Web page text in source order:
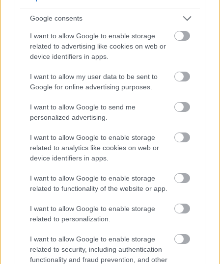
Google consents
I want to allow Google to enable storage
related to advertising like cookies on web or
device identifiers in apps.
I want to allow my user data to be sent to
Google for online advertising purposes.
I want to allow Google to send me
personalized advertising.
I want to allow Google to enable storage
related to analytics like cookies on web or
device identifiers in apps.
I want to allow Google to enable storage
related to functionality of the website or app.
I want to allow Google to enable storage
related to personalization.
I want to allow Google to enable storage
related to security, including authentication
functionality and fraud prevention, and other
Αφού απολαύσετε το βραδινό σας σνακ, ήρθε η
ώρα να βουρτσίσετε και να χρησιμοποιήσετε
οδοντικό νήμα, ακόμη κι αν αισθάνεστε
κουρασμένες. Η στοματική υγιεινή πριν από τον
ακόμη πιο απαραίτητη μετά τα 50, καθώς η υγεία
του στόματος συνδέεται στενά με τη συνολική υγεία
του οργανισμού. Προβλήματα όπως η ξηροστομία,
η απώλεια δοντιών, η τερηδόνα, οι παθήσεις των
ούλων και ο καρκίνος της στοματικής κοιλότητας
εμφανίζονται συχνότερα με την ηλικία και δεν
επηρεάζουν μόνο τα δόντια. Μπορούν να
οδηγήσουν σε κακή διατροφή, χαμηλότερη
ποιότητα ζωής, ακόμη και να επιδεινώσουν
παθήσεις όπως τα καρδιαγγειακά νοσήματα ή ο
διαβήτης. Επιπλέον, όταν τα δόντια βρίσκονται σε
ευχάριστο να καταναλώνετε υγιεινές τροφές, όπως
φρούτα και λαχανικά.